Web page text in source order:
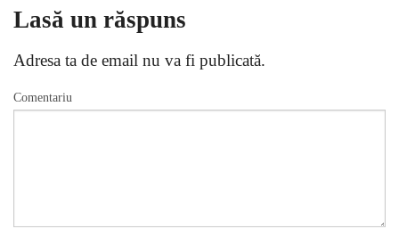
Lasă un răspuns
Adresa ta de email nu va fi publicată.
Comentariu